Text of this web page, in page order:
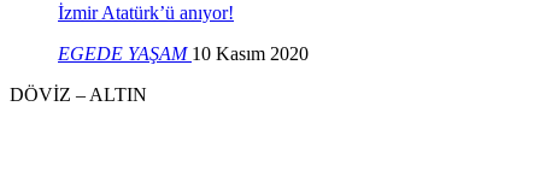
İzmir Atatürk’ü anıyor!
EGEDE YAŞAM 10 Kasım 2020
DÖVİZ – ALTIN